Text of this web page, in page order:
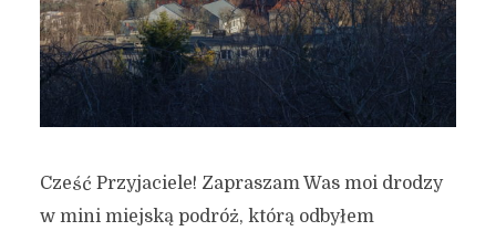
Cześć Przyjaciele! Zapraszam Was moi drodzy
w mini miejską podróż, którą odbyłem